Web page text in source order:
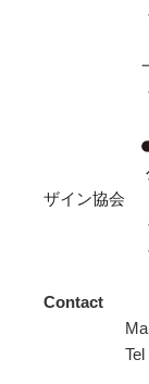
・HAII
・正
ザイン協会
・正
・東日
Contact
Mail：
Tel ：